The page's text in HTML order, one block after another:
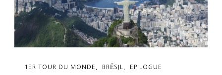
1ER TOUR DU MONDE BRÉSIL EPILOGUE